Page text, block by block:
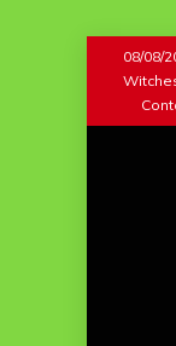
content
08/08/